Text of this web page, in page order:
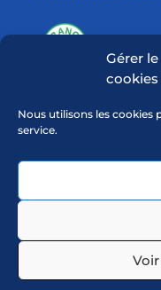
Gérer
cookies
Nous utilisons les
service.
SUIVEZ-